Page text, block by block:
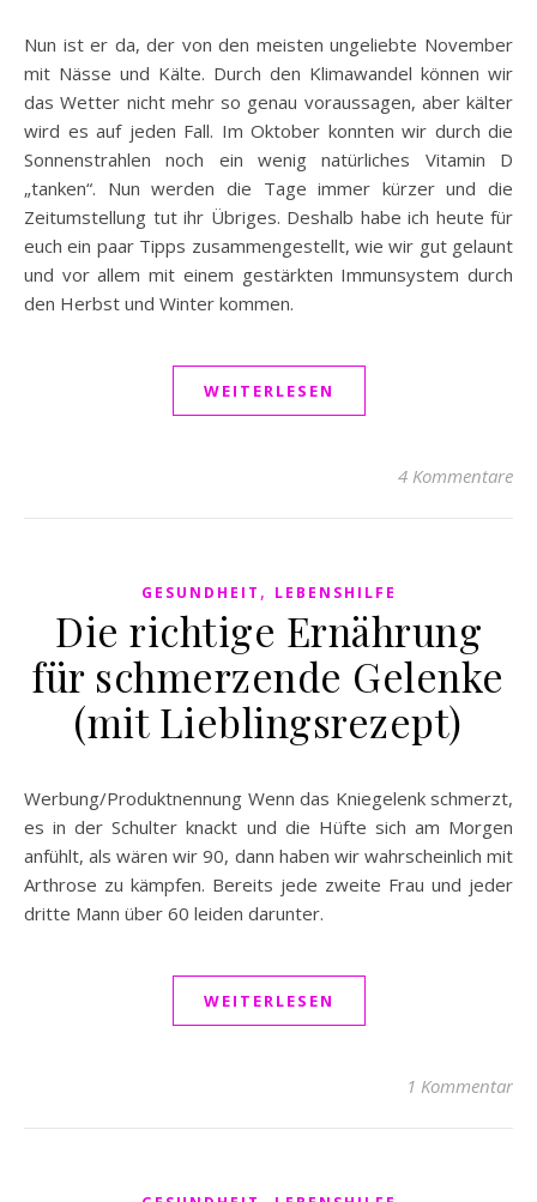
Nun ist er da, der von den meisten ungeliebte November
mit Nässe und Kälte. Durch den Klimawandel können wir
das Wetter nicht mehr so genau voraussagen, aber kälter
wird es auf jeden Fall. Im Oktober konnten wir durch die
Sonnenstrahlen noch ein wenig natürliches Vitamin D
„tanken“. Nun werden die Tage immer kürzer und die
Zeitumstellung tut ihr Übriges. Deshalb habe ich heute für
euch ein paar Tipps zusammengestellt, wie wir gut gelaunt
und vor allem mit einem gestärkten Immunsystem durch
den Herbst und Winter kommen.
WEITERLESEN
4 Kommentare
GESUNDHEIT , LEBENSHILFE
Die richtige Ernährung
für schmerzende Gelenke
(mit Lieblingsrezept)
Werbung/Produktnennung Wenn das Kniegelenk schmerzt,
es in der Schulter knackt und die Hüfte sich am Morgen
anfühlt, als wären wir 90, dann haben wir wahrscheinlich mit
Arthrose zu kämpfen. Bereits jede zweite Frau und jeder
dritte Mann über 60 leiden darunter.
WEITERLESEN
1 Kommentar